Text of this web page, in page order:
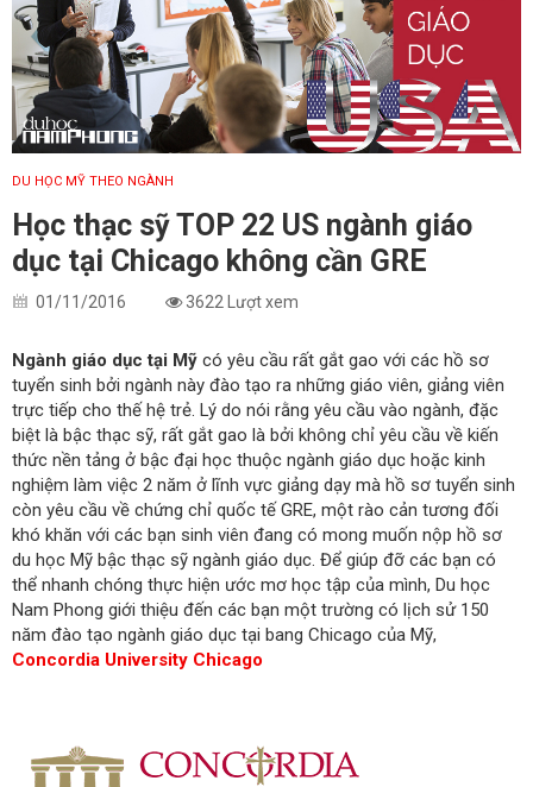
DU HỌC MỸ THEO NGÀNH
Học thạc sỹ TOP 22 US ngành giáo
dục tại Chicago không cần GRE
01/11/2016 3622 Lượt xem
Ngành giáo dục tại Mỹ có yêu cầu rất gắt gao với các hồ sơ
tuyển sinh bởi ngành này đào tạo ra những giáo viên, giảng viên
trực tiếp cho thế hệ trẻ. Lý do nói rằng yêu cầu vào ngành, đặc
biệt là bậc thạc sỹ, rất gắt gao là bởi không chỉ yêu cầu về kiến
thức nền tảng ở bậc đại học thuộc ngành giáo dục hoặc kinh
nghiệm làm việc 2 năm ở lĩnh vực giảng dạy mà hồ sơ tuyển sinh
còn yêu cầu về chứng chỉ quốc tế GRE, một rào cản tương đối
khó khăn với các bạn sinh viên đang có mong muốn nộp hồ sơ
du học Mỹ bậc thạc sỹ ngành giáo dục. Để giúp đỡ các bạn có
thể nhanh chóng thực hiện ước mơ học tập của mình, Du học
Nam Phong giới thiệu đến các bạn một trường có lịch sử 150
năm đào tạo ngành giáo dục tại bang Chicago của Mỹ,
Concordia University Chicago